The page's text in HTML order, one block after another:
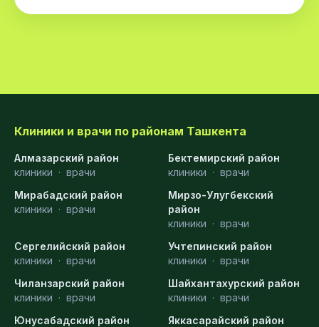
Клиники и врачи по районам Ташкента
Алмазарский район
клиники · врачи
Бектемирский район
клиники · врачи
Мирабадский район
клиники · врачи
Мирзо-Улугбекский
район
клиники · врачи
Сергелийский район
клиники · врачи
Учтепинский район
клиники · врачи
Чиланзарский район
клиники · врачи
Шайхантахурский район
клиники · врачи
Юнусабадский район
Яккасарайский район